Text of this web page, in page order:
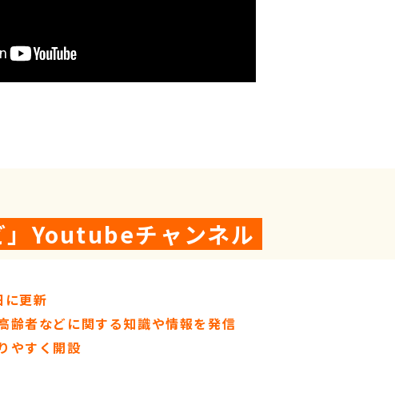
」Youtubeチャンネル
更新
齢者などに関する知識や情報を発信
やすく開設